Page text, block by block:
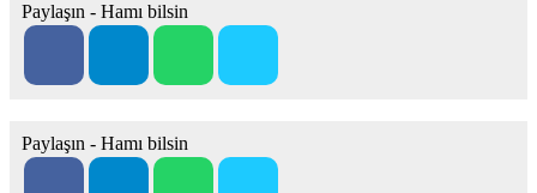
Paylaşın - Hamı bilsin
Paylaşın - Hamı bilsin